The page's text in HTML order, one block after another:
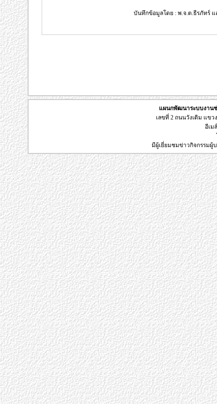
บันทึกข้อมูลโดย : พ.จ.ต.ธีรภัทร์ แ
แผนกพัฒนาระบบงานช่
เลขที่ 2 ถนนวังเดิม แขว
อีเม
มีผู้เยี่ยมชมข่าวกิจกรรม